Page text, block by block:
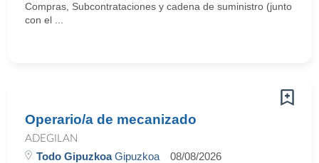
Compras, Subcontrataciones y cadena de suministro (junto
con el ...
Operario/a de mecanizado
ADEGILAN
Todo GipuzkoaGipuzkoa 08/08/2026